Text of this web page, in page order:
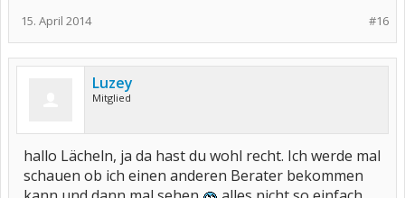
#16
15. April 2014
Luzey
Mitglied
hallo Lächeln, ja da hast du wohl recht. Ich werde mal
schauen ob ich einen anderen Berater bekommen